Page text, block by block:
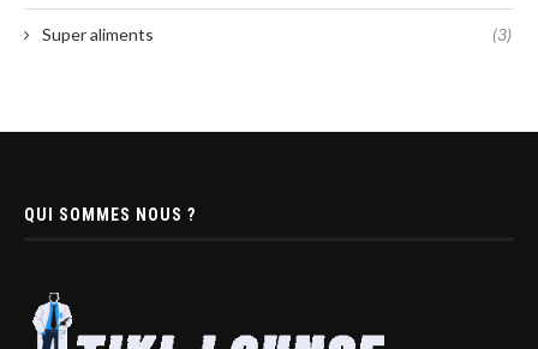
Super aliments (3)
QUI SOMMES NOUS ?